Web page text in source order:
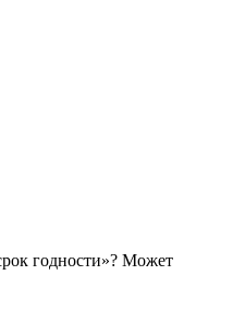
годности»? Может